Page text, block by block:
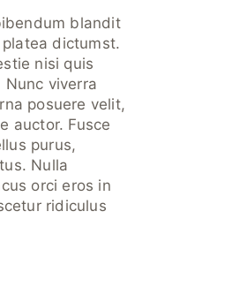
blandit
dictumst.
nisi quis
viverra
posuere velit,
auctor. Fusce
purus,
Nulla
orci eros in
ridiculus